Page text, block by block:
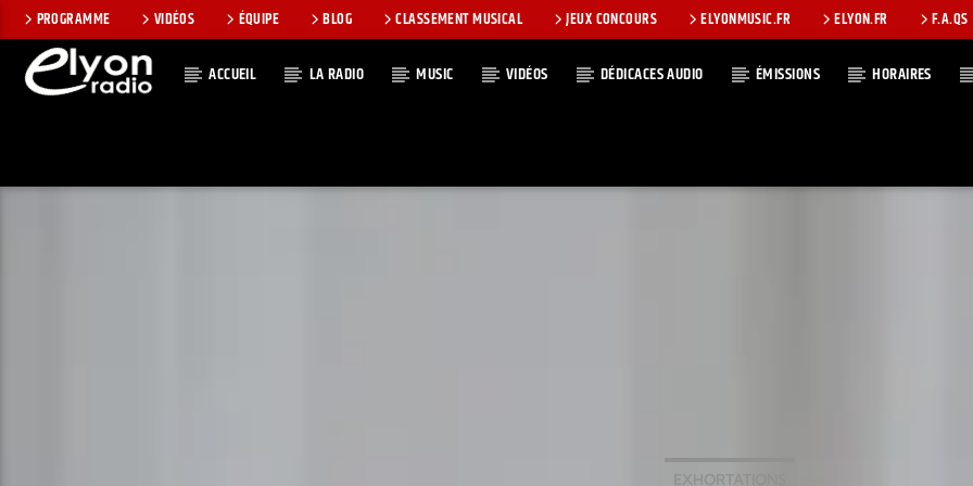
PROGRAMME VIDÉOS ÉQUIPE BLOG CLASSEMENT MUSICAL JEUX CONCOURS ELYONMUSIC.FR ELYON.FR F.A.QS
ACCUEIL LA RADIO MUSIC VIDÉOS DÉDICACES AUDIO ÉMISSIONS HORAIRES